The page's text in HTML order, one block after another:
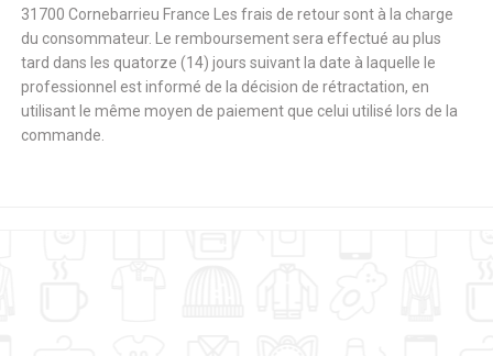
31700 Cornebarrieu France Les frais de retour sont à la charge
du consommateur. Le remboursement sera effectué au plus
tard dans les quatorze (14) jours suivant la date à laquelle le
professionnel est informé de la décision de rétractation, en
utilisant le même moyen de paiement que celui utilisé lors de la
commande.